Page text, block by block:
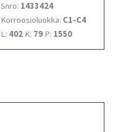
Snro: 1433424
Korroosioluokka: C1-C4
L: 402 K: 79 P: 1550